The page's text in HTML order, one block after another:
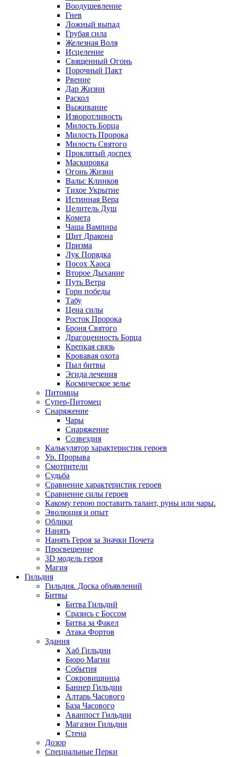
Воодушевление
Гнев
Ложный выпад
Грубая сила
Железная Воля
Исцеление
Священный Огонь
Порочный Пакт
Рвение
Дар Жизни
Раскол
Выживание
Изворотливость
Милость Борца
Милость Пророка
Милость Святого
Проклятый доспех
Маскировка
Огонь Жизни
Вальс Клинков
Тихое Укрытие
Истинная Вера
Целитель Душ
Комета
Чаша Вампира
Щит Дракона
Призма
Лук Порядка
Посох Хаоса
Второе Дыхание
Путь Ветра
Горн победы
Табу
Цена силы
Росток Пророка
Броня Святого
Драгоценность Борца
Крепкая связь
Кровавая охота
Пыл битвы
Эгида лечения
Космическое зелье
Питомцы
Супер-Питомец
Снаряжение
Чары
Снаряжение
Созвездия
Калькулятор характеристик героев
Ур. Прорыва
Смотрители
Судьба
Сравнение характеристик героев
Сравнение силы героев
Какому герою поставить талант, руны или чары.
Эволюция и опыт
Облики
Нанять
Нанять Героя за Значки Почета
Просвещение
3D модель героя
Магия
Гильдия
Гильдия. Доска объявлений
Битвы
Битва Гильдий
Сразись с Боссом
Битва за Факел
Атака Фортов
Здания
Хаб Гильдии
Бюро Магии
События
Сокровищница
Баннер Гильдии
Алтарь Часового
База Часового
Аванпост Гильдии
Магазин Гильдии
Стена
Дозор
Специальные Перки